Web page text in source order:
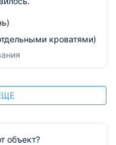
кроватями)
объект?